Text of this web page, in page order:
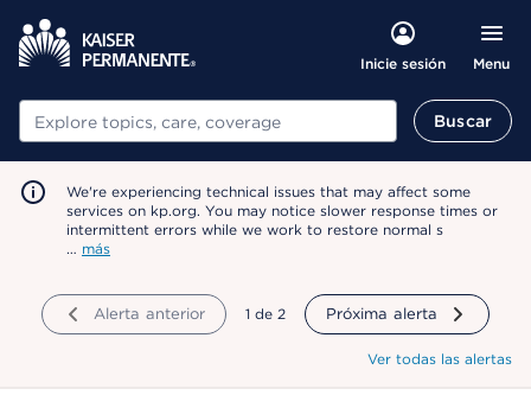
Inicie sesión Menu
Buscar Buscar
We're experiencing technical issues that may affect some
services on kp.org. You may notice slower response times or
intermittent errors while we work to restore normal s
… más
Alerta anterior mostrando
1 de 2 Próxima alerta
Ver todas las alertas